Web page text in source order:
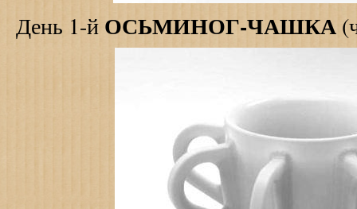
День 1-й ОСЬМИНОГ-ЧАШКА